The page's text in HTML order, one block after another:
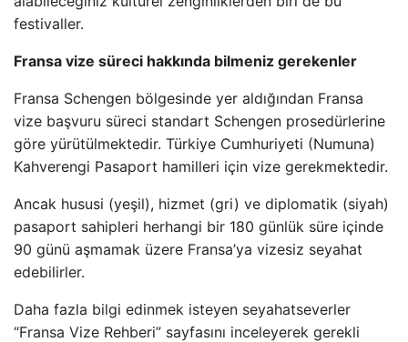
festivaller.
Fransa vize süreci hakkında bilmeniz gerekenler
Fransa Schengen bölgesinde yer aldığından Fransa
vize başvuru süreci standart Schengen prosedürlerine
göre yürütülmektedir. Türkiye Cumhuriyeti (Numuna)
Kahverengi Pasaport hamilleri için vize gerekmektedir.
Ancak hususi (yeşil), hizmet (gri) ve diplomatik (siyah)
pasaport sahipleri herhangi bir 180 günlük süre içinde
90 günü aşmamak üzere Fransa’ya vizesiz seyahat
edebilirler.
Daha fazla bilgi edinmek isteyen seyahatseverler
“Fransa Vize Rehberi” sayfasını inceleyerek gerekli